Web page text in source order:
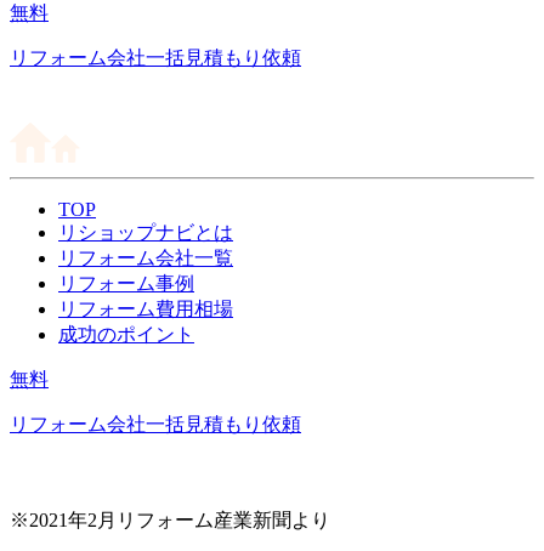
無料
リフォーム会社一括見積もり依頼
TOP
リショップナビとは
リフォーム会社一覧
リフォーム事例
リフォーム費用相場
成功のポイント
無料
リフォーム会社一括見積もり依頼
※2021年2月リフォーム産業新聞より